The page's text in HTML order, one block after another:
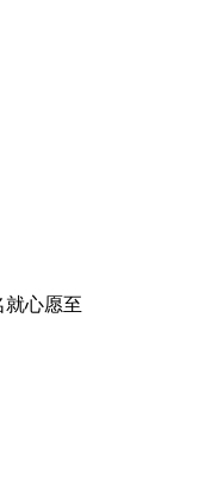
就心愿至